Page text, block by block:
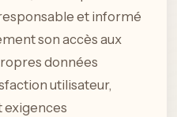
et informé
son accès aux
données
utilisateur,
exigences